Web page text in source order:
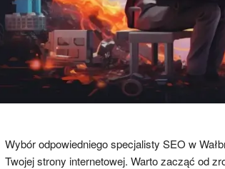
Wybór odpowiedniego specjalisty SEO w
Twojej strony internetowej. Warto zacząć od